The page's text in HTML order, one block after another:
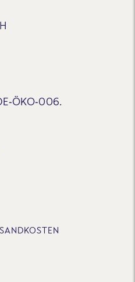
ÖKO-006.